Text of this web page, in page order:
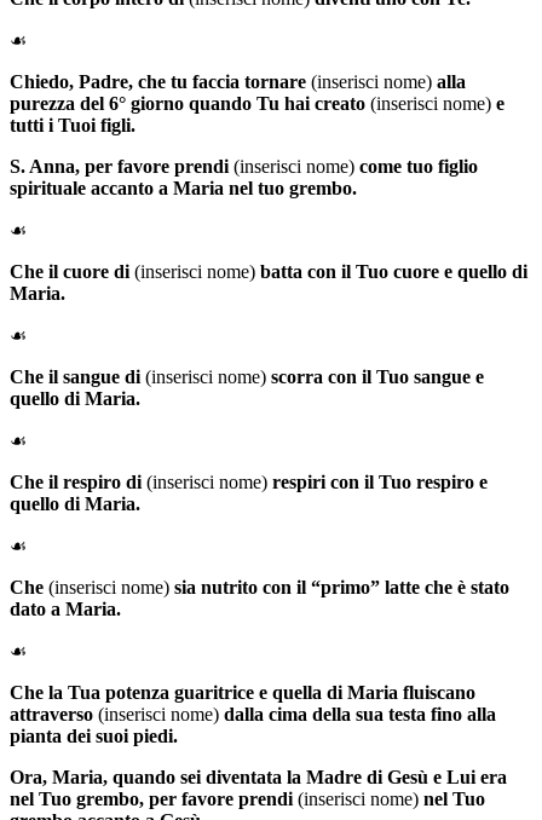
☙
Chiedo, Padre, che tu faccia tornare (inserisci nome) alla
purezza del 6° giorno quando Tu hai creato (inserisci nome) e
tutti i Tuoi figli.
S. Anna, per favore prendi (inserisci nome) come tuo figlio
spirituale accanto a Maria nel tuo grembo.
☙
Che il cuore di (inserisci nome) batta con il Tuo cuore e quello di
Maria.
☙
Che il sangue di (inserisci nome) scorra con il Tuo sangue e
quello di Maria.
☙
Che il respiro di (inserisci nome) respiri con il Tuo respiro e
quello di Maria.
☙
Che (inserisci nome) sia nutrito con il “primo” latte che è stato
dato a Maria.
☙
Che la Tua potenza guaritrice e quella di Maria fluiscano
attraverso (inserisci nome) dalla cima della sua testa fino alla
pianta dei suoi piedi.
Ora, Maria, quando sei diventata la Madre di Gesù e Lui era
nel Tuo grembo, per favore prendi (inserisci nome) nel Tuo